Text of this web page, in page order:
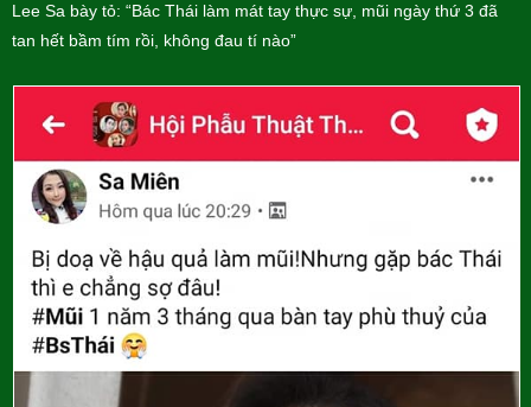
Lee Sa bày tỏ: “Bác Thái làm mát tay thực sự, mũi ngày thứ 3 đã
tan hết bầm tím rồi, không đau tí nào”